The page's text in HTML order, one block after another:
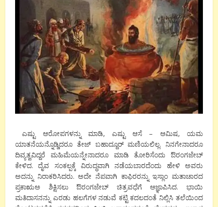
ಎಷ್ಟು ಆರೋಪಗಳನ್ನು ಮಾಡಿ, ಎಷ್ಟು ಆಸೆ – ಆಮಿಷ, ಯಮ
ಯಾತನೆಯನ್ನೊಡ್ಡಿದರೂ ತೇಜ್ ಬಹಾದ್ದೂರ್ ಮಣಿಯಲಿಲ್ಲ. ನಿನಗೇನಾದರೂ
ದಿವ್ಯತ್ವವಿದ್ದರೆ ಮಹಿಮೆಯನ್ನೇನಾದರೂ ಮಾಡಿ ತೋರಿಸೆಂದು ಔರಂಗಜೇಬ್
ಕೇಳಿದ. ದೈವ ಸಂಕಲ್ಪಕ್ಕೆ ವಿರುದ್ಧವಾಗಿ ನಡೆಯಬಾರದೆಂದು ಹೇಳಿ ಅವರು
ಅದನ್ನು ನಿರಾಕರಿಸಿದರು. ಅದೇ ನೆಪವಾಗಿ ಕಾಫಿರರನ್ನು ಇಸ್ಲಾಂ ಮತಾಚಾರದ
ಪ್ರಕಾಋಅ ಶಿಕ್ಷಿಸಲು ಔರಂಗಜೇಬ್ ಚಿತ್ರವಧೆಗೆ ಆಜ್ಞಾಪಿಸಿದ. ಭಾಯಿ
ಮತಿದಾಸನನ್ನು ಎರಡು ಹಲಗೆಗಳ ನಡುವೆ ಕಟ್ಟಿ ಕದಲದಂತೆ ನಿಲ್ಲಿಸಿ ತಲೆಯಿಂದ